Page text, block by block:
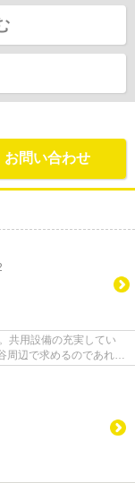
お問い合わせ
共用設備の充実してい
周辺で求めるのであれ